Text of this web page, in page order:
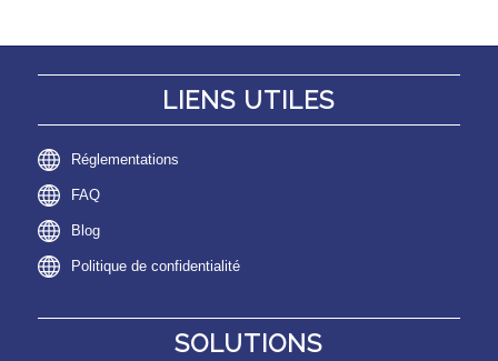
LIENS UTILES
Réglementations
FAQ
Blog
Politique de confidentialité
SOLUTIONS